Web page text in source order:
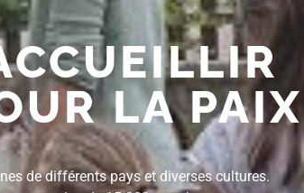
LA PAIX
de différents pays et diverses cultures.